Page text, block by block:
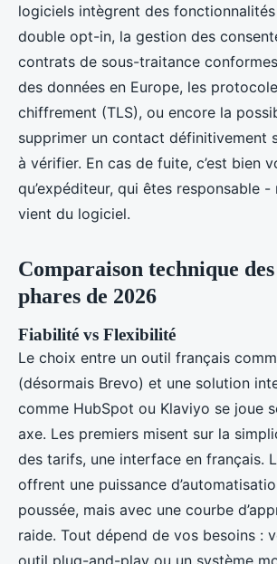
logiciels intègrent des
double opt-in, la gestion des
contrats de sous-traitance
des données en Europe, les
chiffrement (TLS), ou encore la
supprimer un contact définitivement
à vérifier. En cas de fuite, c’est bien
qu’expéditeur, qui êtes responsable
vient du logiciel.
Comparaison technique
phares de 2026
Fiabilité vs Flexibilité
Le choix entre un outil français
(désormais Brevo) et une solution
comme HubSpot ou Klaviyo se joue
axe. Les premiers misent sur la
des tarifs, une interface en français.
offrent une puissance
poussée, mais avec une courbe
raide. Tout dépend de vos besoins :
outil plug-and-play ou un système